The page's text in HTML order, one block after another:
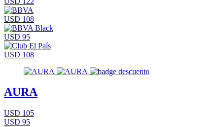
USD 108
USD 95
USD 108
AURA
USD 105
USD 95